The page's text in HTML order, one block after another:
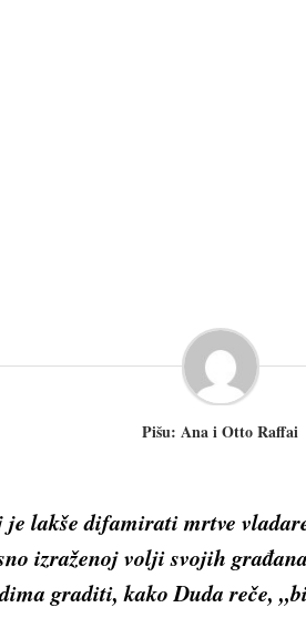
Pišu: Ana i Otto Raffai
lakše difamirati mrtve
izraženoj volji svojih
graditi, kako Duda reče,